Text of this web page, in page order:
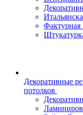
Фактурная
Декоративные
потолков